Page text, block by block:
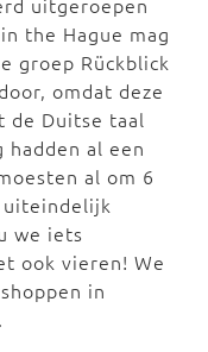
the Hague mag
groep Rückblick
omdat deze
Duitse taal
al een
al om 6
uiteindelijk
we iets
ook vieren! We
in